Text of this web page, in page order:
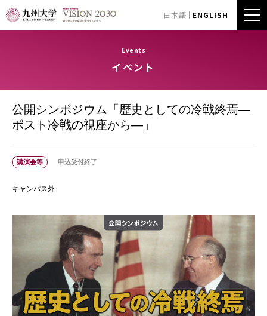
日本語 ENGLISH
Events
イベント
公開シンポジウム「歴史としての冷戦終焉―
ポスト冷戦の視座から―」
講演会等 申込受付終了
キャンパス外